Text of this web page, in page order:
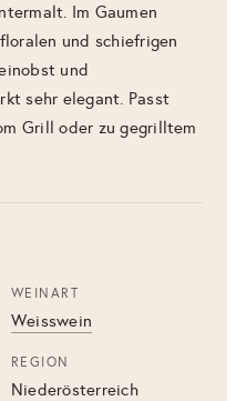
Im Gaumen
und schiefrigen
und
sehr elegant. Passt
Grill oder zu gegrilltem
WEINART
Weisswein
REGION
Niederösterreich